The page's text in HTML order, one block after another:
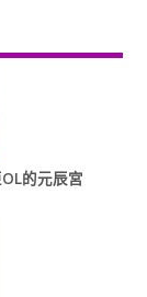
的元辰宮